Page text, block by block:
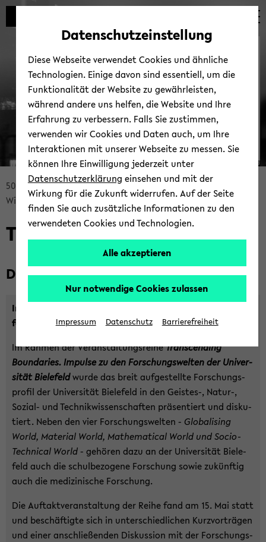
Automatische
vermeiden
skip
main
skip
main
skip
footer
skip
breadcrumb
navigation
to
main
50 Jahre Uni­ver­si­tät Bie­le­feld
Wis­sen­schaft­li­ches Pro­gramm
Vor­trags­rei­he
Bie­le­feld 1969 - 2019
© Uni­ver­si­tät Bie­le­feld
Trans­cen­ding Bounda­ries
Die Vor­trags­rei­he in Bil­dern
Im­pul­se zu den For­schungs­wel­ten der Uni­ver­si­tät Bie­le­
feld
Im Rah­men der Ver­an­stal­tungs­rei­heTrans­cen­ding
Bounda­ries. Im­pul­se zu den For­schungs­wel­ten der Uni­ver­
si­tät Bie­le­feldwurde das breit auf­ge­stell­te For­schungs­
pro­fil der Uni­ver­si­tät Bie­le­feld in den Geistes-​, Natur-​,
Sozial-​ und Tech­nik­wis­sen­schaf­ten prä­sen­tiert und dis­ku­
tiert. Neben den vier For­schungs­wel­ten - Glo­ba­li­sing
World, Ma­te­ri­al World, Ma­the­ma­ti­cal World und Socio-​
Technical World- ge­hö­ren dazu an der Uni­ver­si­tät Bie­le­
feld auch die schul­be­zo­ge­ne For­schung sowie zu­künf­tig
auch die me­di­zi­ni­sche For­schung.
Die Auf­takt­ver­an­stal­tung der Reihe fand am 15. Mai statt
und be­schäf­tig­te sich in un­ter­schied­li­chen Kurz­vor­trä­gen
und einer an­schlie­ßen­den Dis­kus­si­on mit der For­schungs­
Datenschutzeinstellung
Diese Webseite verwendet Cookies und ähnliche
Technologien. Einige davon sind essentiell, um die
Funktionalität der Website zu gewährleisten,
während andere uns helfen, die Website und Ihre
Erfahrung zu verbessern. Falls Sie zustimmen,
verwenden wir Cookies und Daten auch, um Ihre
Interaktionen mit unserer Webseite zu messen. Sie
können Ihre Einwilligung jederzeit unter
Datenschutzerklärung einsehen und mit der
Wirkung für die Zukunft widerrufen. Auf der Seite
finden Sie auch zusätzliche Informationen zu den
verwendeten Cookies und Technologien.
Alle akzeptieren
Nur notwendige Cookies zulassen
Impressum Datenschutz Barrierefreiheit